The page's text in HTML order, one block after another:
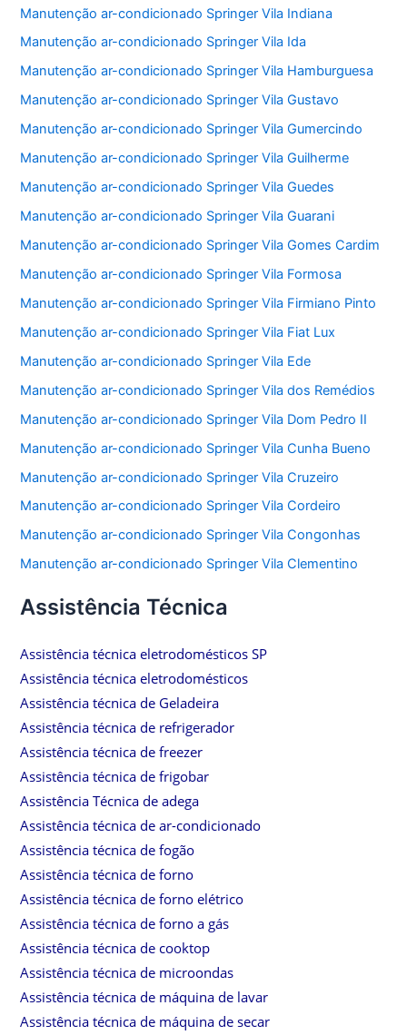
Manutenção ar-condicionado Springer Vila Indiana
Manutenção ar-condicionado Springer Vila Ida
Manutenção ar-condicionado Springer Vila Hamburguesa
Manutenção ar-condicionado Springer Vila Gustavo
Manutenção ar-condicionado Springer Vila Gumercindo
Manutenção ar-condicionado Springer Vila Guilherme
Manutenção ar-condicionado Springer Vila Guedes
Manutenção ar-condicionado Springer Vila Guarani
Manutenção ar-condicionado Springer Vila Gomes Cardim
Manutenção ar-condicionado Springer Vila Formosa
Manutenção ar-condicionado Springer Vila Firmiano Pinto
Manutenção ar-condicionado Springer Vila Fiat Lux
Manutenção ar-condicionado Springer Vila Ede
Manutenção ar-condicionado Springer Vila dos Remédios
Manutenção ar-condicionado Springer Vila Dom Pedro II
Manutenção ar-condicionado Springer Vila Cunha Bueno
Manutenção ar-condicionado Springer Vila Cruzeiro
Manutenção ar-condicionado Springer Vila Cordeiro
Manutenção ar-condicionado Springer Vila Congonhas
Manutenção ar-condicionado Springer Vila Clementino
Assistência Técnica
Assistência técnica eletrodomésticos SP
Assistência técnica eletrodomésticos
Assistência técnica de Geladeira
Assistência técnica de refrigerador
Assistência técnica de freezer
Assistência técnica de frigobar
Assistência Técnica de adega
Assistência técnica de ar-condicionado
Assistência técnica de fogão
Assistência técnica de forno
Assistência técnica de forno elétrico
Assistência técnica de forno a gás
Assistência técnica de cooktop
Assistência técnica de microondas
Assistência técnica de máquina de lavar
Assistência técnica de máquina de secar